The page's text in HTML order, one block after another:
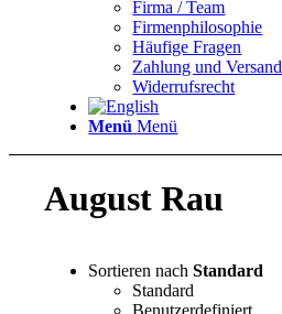
Firma / Team
Firmenphilosophie
Häufige Fragen
Zahlung und Versand
Widerrufsrecht
Menü Menü
August Rau
Sortieren nachStandard
Standard
Benutzerdefiniert